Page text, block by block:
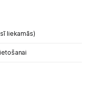
liekamās)